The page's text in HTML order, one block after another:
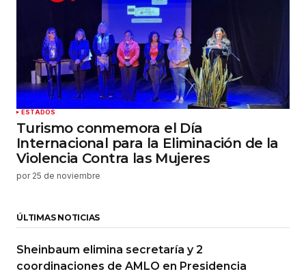
ESTADOS
Turismo conmemora el Día
Internacional para la Eliminación de la
Violencia Contra las Mujeres
por 25 de noviembre
ÚLTIMAS NOTICIAS
Sheinbaum elimina secretaría y 2
coordinaciones de AMLO en Presidencia